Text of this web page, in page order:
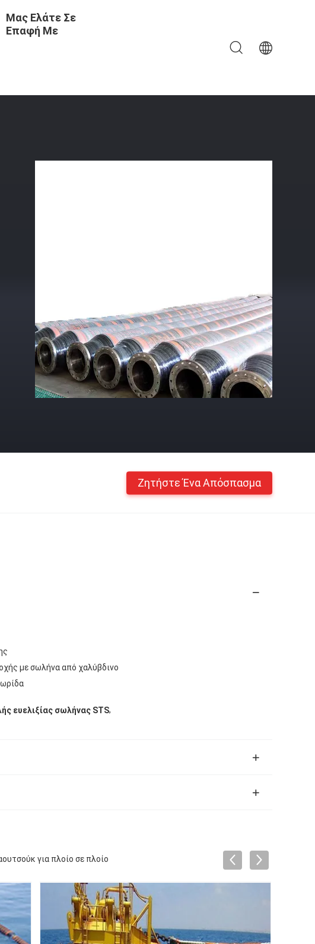
Μας Ελάτε Σε
Επαφή Με
Ζητήστε Ένα Απόσπασμα
με σωλήνα από χαλύβδινο
ευελιξίας σωλήνας STS,
για πλοίο σε πλοίο